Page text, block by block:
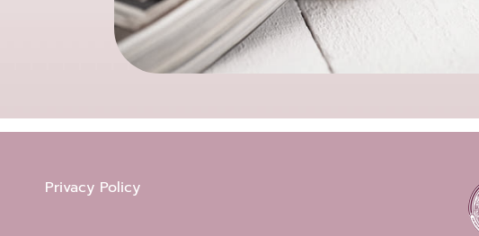
Privacy Policy